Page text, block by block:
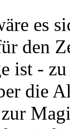
es
den
ist -
die